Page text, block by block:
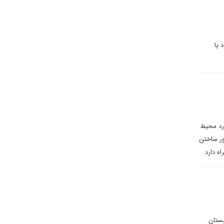
یا
محیط
ساختن
دارد.